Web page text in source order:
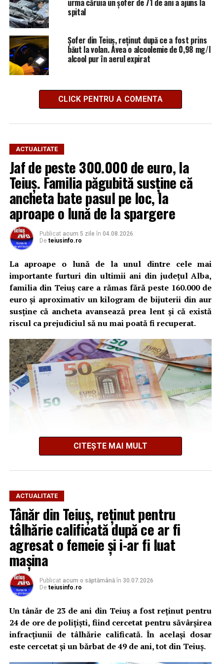
urma căruia un șofer de 71 de ani a ajuns la
spital
Șofer din Teiuș, reținut după ce a fost prins
băut la volan. Avea o alcoolemie de 0,98 mg/l
alcool pur în aerul expirat
CLICK PENTRU A COMENTA
ACTUALITATE
Jaf de peste 300.000 de euro, la
Teiuș. Familia păgubită susține că
ancheta bate pasul pe loc, la
aproape o lună de la spargere
Publicat acum 5 zile în 04.08.2026
De teiusinfo.ro
La aproape o lună de la unul dintre cele mai
importante furturi din ultimii ani din județul Alba,
familia din Teiuș care a rămas fără peste 160.000 de
euro și aproximativ un kilogram de bijuterii din aur
susține că ancheta avansează prea lent și că există
riscul ca prejudiciul să nu mai poată fi recuperat.
Cum s-a produs spargerea
Potrivit informațiilor din dosar și declarațiilor
persoanelor vătămate, în noaptea de 3 spre 4 iulie 2026,
locuința familiei Șerban-Rezmiveș din Teiuș a fost spartă
în timp ce proprietarii se aflau în municipiul Alba Iulia.
Familia susține că deplasarea la Alba Iulia ar fi fost
determinată de un pretext legat de o presupusă
tranzacție imobiliară, iar hoții ar fi profitat de absența
proprietarilor pentru a pătrunde în locuință.
Din casă au fost sustrase 145.400 de euro, alți 6.700 de
euro, 1.000 de franci elvețieni și aproximativ un
kilogram de bijuterii din aur. Valoarea totală a
prejudiciului este estimată la peste 300.000 de euro.
CITEȘTE MAI MULT
ACTUALITATE
Tânăr din Teiuș, reținut pentru
tâlhărie calificată după ce ar fi
agresat o femeie și i-ar fi luat
mașina
Publicat acum o săptămână în 30.07.2026
De teiusinfo.ro
Un tânăr de 23 de ani din Teiuș a fost reținut pentru
24 de ore de polițiști, fiind cercetat pentru săvârșirea
infracțiunii de tâlhărie calificată. În același dosar
este cercetat și un bărbat de 49 de ani, tot din Teiuș.